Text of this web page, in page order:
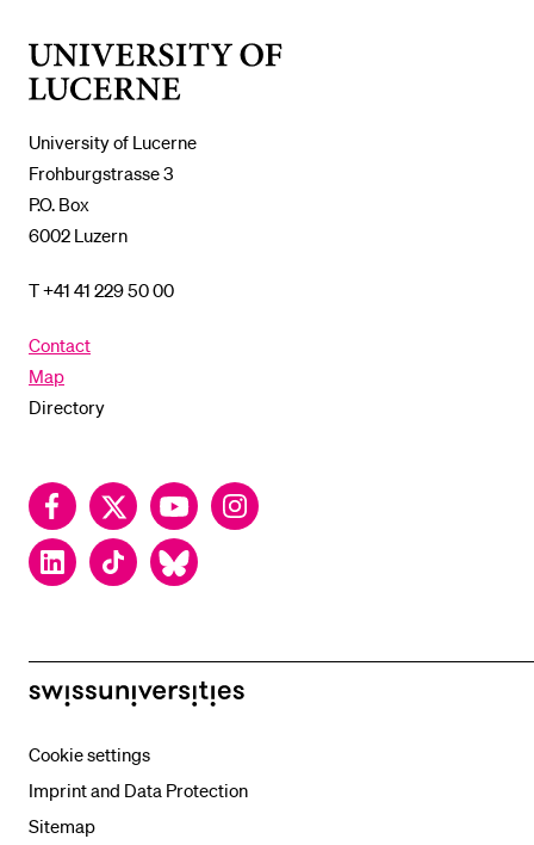
University of Lucerne
Frohburgstrasse 3
P.O. Box
6002 Luzern
T +41 41 229 50 00
Contact
Map
Directory
FacebookTwitter YouTubeInstagram
LinkedInTikTok Bluesky
swissuniversities
Cookie settings
Imprint and Data Protection
Sitemap